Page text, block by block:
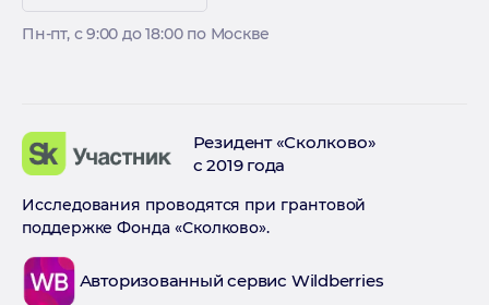
Пн-пт, с 9:00 до 18:00 по Москве
Резидент «Сколково»
с 2019 года
Исследования проводятся при грантовой
поддержке Фонда «Сколково».
Авторизованный сервис Wildberries